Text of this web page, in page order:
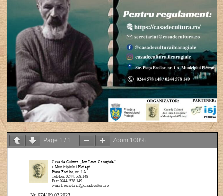
Page 1 / 1 Zoom 100%